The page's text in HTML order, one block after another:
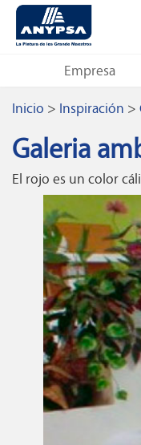
Empresa
Inicio > Inspiración >
Galeria
El rojo es un color